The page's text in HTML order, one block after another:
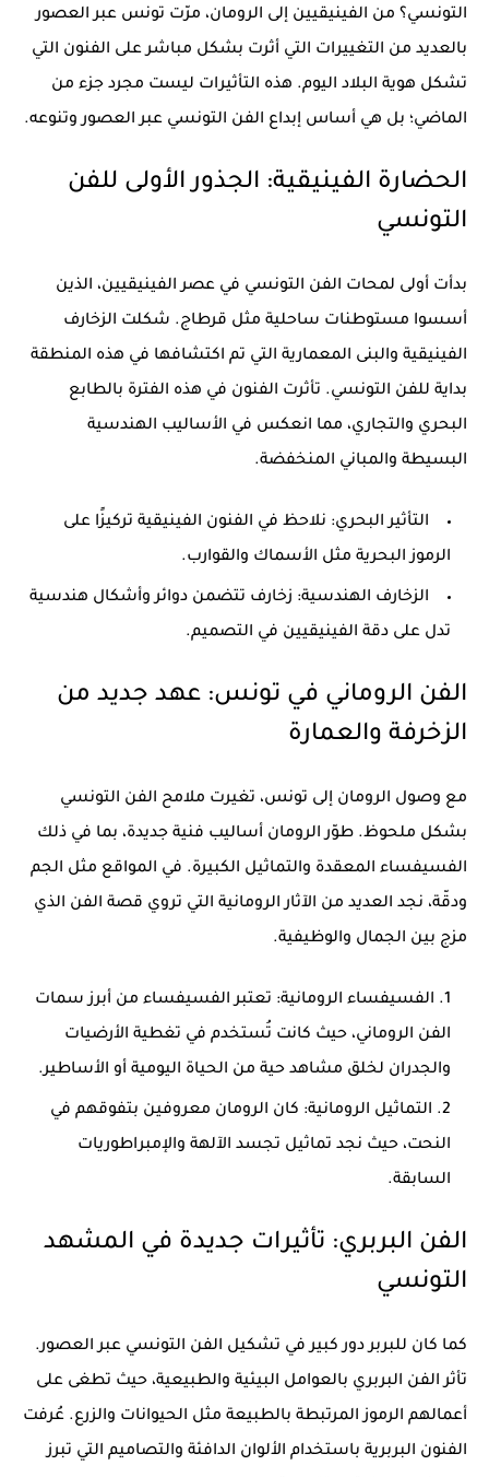
التونسي؟ من الفينيقيين إلى الرومان، مرّت تونس عبر العصور
بالعديد من التغييرات التي أثرت بشكل مباشر على الفنون التي
تشكل هوية البلاد اليوم. هذه التأثيرات ليست مجرد جزء من
الماضي؛ بل هي أساس إبداع الفن التونسي عبر العصوروتنوعه.
الحضارة الفينيقية: الجذور الأولى للفن
التونسي
بدأت أولى لمحات الفن التونسي في عصر الفينيقيين، الذين
أسسوا مستوطنات ساحلية مثل قرطاج. شكلت الزخارف
الفينيقية والبنى المعمارية التي تم اكتشافها في هذه المنطقة
بداية للفن التونسي. تأثرت الفنون في هذه الفترة بالطابع
البحري والتجاري، مما انعكس في الأساليب الهندسية
البسيطة والمباني المنخفضة.
التأثير البحري: نلاحظ في الفنون الفينيقية تركيزًا على
الرموز البحرية مثل الأسماك والقوارب.
الزخارف الهندسية: زخارف تتضمن دوائر وأشكال هندسية
تدل على دقة الفينيقيين في التصميم.
الفن الروماني في تونس: عهد جديد من
الزخرفة والعمارة
مع وصول الرومان إلى تونس، تغيرت ملامح الفن التونسي
بشكل ملحوظ. طوّر الرومان أساليب فنية جديدة، بما في ذلك
الفسيفساء المعقدة والتماثيل الكبيرة. في المواقع مثل الجم
ودقّة، نجد العديد من الآثار الرومانية التي تروي قصة الفن الذي
مزج بين الجمال والوظيفية.
الفسيفساء الرومانية: تعتبر الفسيفساء من أبرز سمات
الفن الروماني، حيث كانت تُستخدم في تغطية الأرضيات
والجدران لخلق مشاهد حية من الحياة اليومية أو الأساطير.
التماثيل الرومانية: كان الرومان معروفين بتفوقهم في
النحت، حيث نجد تماثيل تجسد الآلهة والإمبراطوريات
السابقة.
الفن البربري: تأثيرات جديدة في المشهد
التونسي
كما كان للبربر دور كبير في تشكيل الفن التونسي عبر العصور.
تأثر الفن البربري بالعوامل البيئية والطبيعية، حيث تطغى على
أعمالهم الرموز المرتبطة بالطبيعة مثل الحيوانات والزرع. عُرفت
الفنون البربرية باستخدام الألوان الدافئة والتصاميم التي تبرز